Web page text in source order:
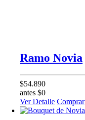
Ramo Novia
$54.890
antes $0
Ver Detalle Comprar